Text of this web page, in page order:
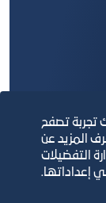
تجربة تصفح
المزيد عن
التفضيلات
إعداداتها.